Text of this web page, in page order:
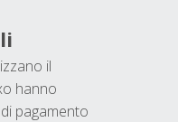
il
hanno
pagamento